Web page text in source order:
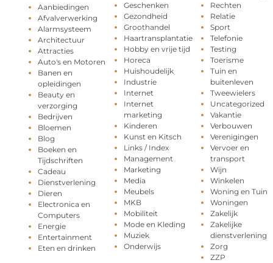
Aanbiedingen
Afvalverwerking
Alarmsysteem
Architectuur
Attracties
Auto's en Motoren
Banen en
opleidingen
Beauty en
verzorging
Bedrijven
Bloemen
Blog
Boeken en
Tijdschriften
Cadeau
Dienstverlening
Dieren
Electronica en
Computers
Energie
Entertainment
Eten en drinken
Geschenken
Gezondheid
Groothandel
Haartransplantatie
Hobby en vrije tijd
Horeca
Huishoudelijk
Industrie
Internet
Internet
marketing
Kinderen
Kunst en Kitsch
Links / Index
Management
Marketing
Media
Meubels
MKB
Mobiliteit
Mode en Kleding
Muziek
Onderwijs
Rechten
Relatie
Sport
Telefonie
Testing
Toerisme
Tuin en
buitenleven
Tweewielers
Uncategorized
Vakantie
Verbouwen
Verenigingen
Vervoer en
transport
Wijn
Winkelen
Woning en Tuin
Woningen
Zakelijk
Zakelijke
dienstverlening
Zorg
ZZP